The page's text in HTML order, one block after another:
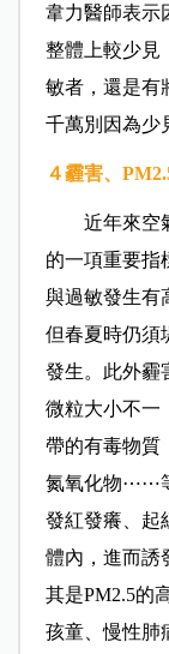
韋力醫師表示
整體上較少見
敏者，還是有
千萬別因為少
４霾害、
近年來空氣
的一項重要指
與過敏發生有
但春夏時仍須
發生。此外霾
微粒大小不一
帶的有毒物質
氮氧化物⋯⋯
發紅發癢、
體內，進而
其是PM2.5的
孩童、慢性肺